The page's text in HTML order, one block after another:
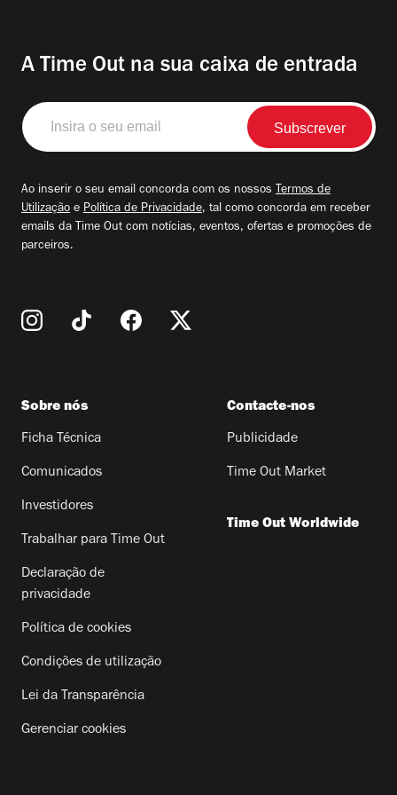
A Time Out na sua caixa de entrada
Insira
o
seu
Ao inserir o seu email concorda com os nossos Termos de
Utilização e Política de Privacidade, tal como concorda em receber
emails da Time Out com notícias, eventos, ofertas e promoções de
parceiros.
Sobre nós
Ficha Técnica
Comunicados
Investidores
Trabalhar para Time Out
Declaração de
privacidade
Política de cookies
Condições de utilização
Lei da Transparência
Gerenciar cookies
Contacte-nos
Publicidade
Time Out Market
Time Out Worldwide